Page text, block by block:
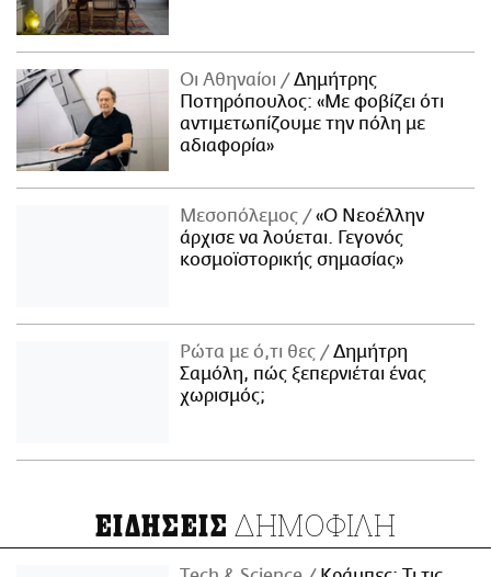
Οι Αθηναίοι
Δημήτρης
Ποτηρόπουλος: «Με φοβίζει ότι
αντιμετωπίζουμε την πόλη με
αδιαφορία»
Μεσοπόλεμος
«Ο Νεοέλλην
άρχισε να λούεται. Γεγονός
κοσμοϊστορικής σημασίας»
Ρώτα με ό,τι θες
Δημήτρη
Σαμόλη, πώς ξεπερνιέται ένας
χωρισμός;
ΕΙΔΗΣΕΙΣ ΔΗΜΟΦΙΛΗ